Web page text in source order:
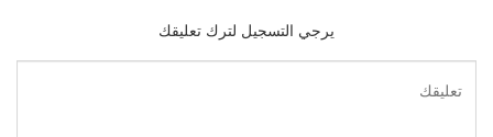
يرجي التسجيل لترك تعليقك